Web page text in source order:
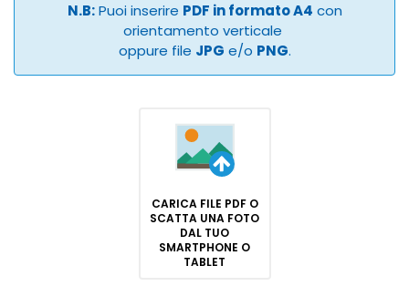
N.B:Puoi inserire PDF in formato A4 con
orientamento verticale
oppure file JPG e/o PNG.
CARICA FILE PDF O
SCATTA UNA FOTO
DAL TUO
SMARTPHONE O
TABLET